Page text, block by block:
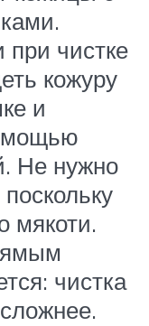
при чистке
кожуру
и
Не нужно
мякоти.
чистка